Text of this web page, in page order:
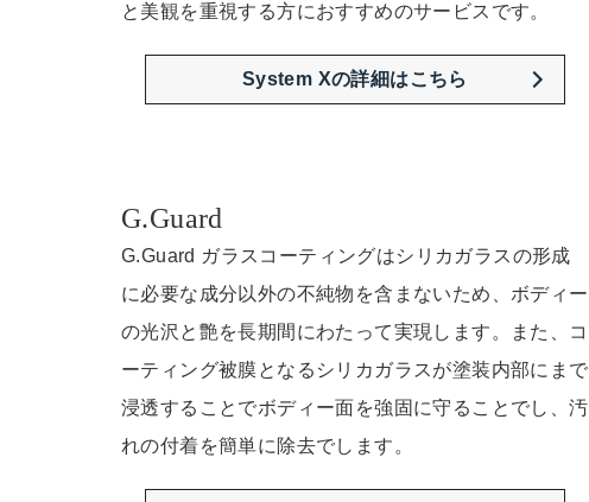
と美観を重視する方におすすめのサービスです。
System Xの詳細はこちら
G.Guard
G.Guard ガラスコーティングはシリカガラスの形成
に必要な成分以外の不純物を含まないため、ボディー
の光沢と艶を長期間にわたって実現します。また、コ
ーティング被膜となるシリカガラスが塗装内部にまで
浸透することでボディー面を強固に守ることでし、汚
れの付着を簡単に除去でします。